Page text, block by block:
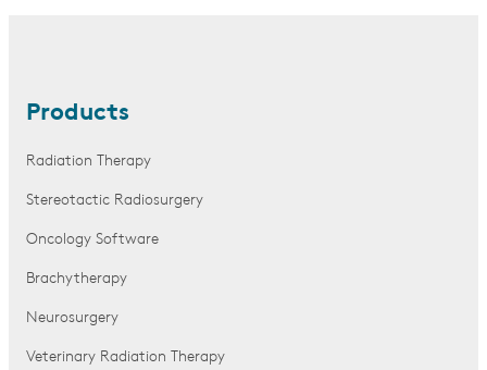
Products
Radiation Therapy
Stereotactic Radiosurgery
Oncology Software
Brachytherapy
Neurosurgery
Veterinary Radiation Therapy